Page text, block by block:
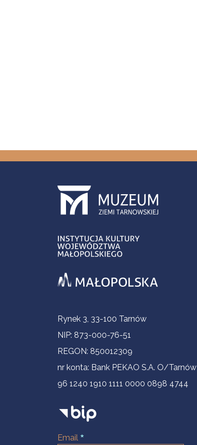
Informacje kontaktowe
Rynek 3, 33-100 Tarnów
NIP: 873-000-76-51
REGON: 850012309
nr konta: Bank PEKAO S.A. O/Tarnów
96 1240 1910 1111 0000 0898 4744
Email